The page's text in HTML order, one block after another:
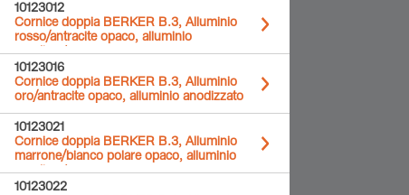
10123012
Cornice doppia BERKER B.3, Alluminio
rosso/antracite opaco, alluminio
anodizzato
10123016
Cornice doppia BERKER B.3, Alluminio
oro/antracite opaco, alluminio anodizzato
10123021
Cornice doppia BERKER B.3, Alluminio
marrone/bianco polare opaco, alluminio
anodizzato
10123022